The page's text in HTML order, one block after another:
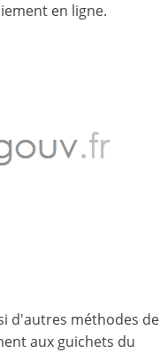
en ligne.
d'autres méthodes de
aux guichets du